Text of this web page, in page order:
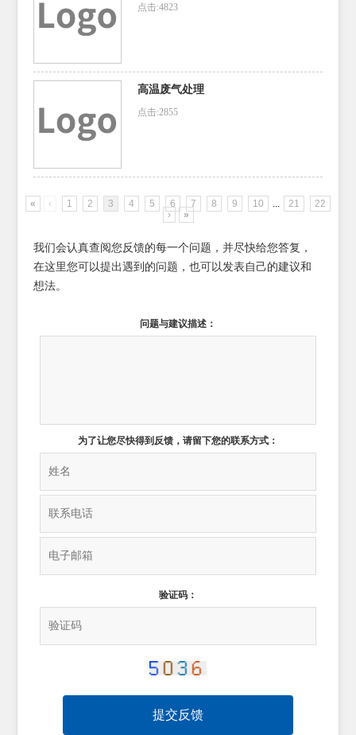
点击:4823
高温废气处理
点击:2855
« ‹ 1 2 3 4 5 6 7 8 9 10 21
22
›
»
我们会认真查阅您反馈的每一个问题，并尽快给您答复，
在这里您可以提出遇到的问题，也可以发表自己的建议和
想法。
问题与建议描述：
为了让您尽快得到反馈，请留下您的联系方式：
验证码：